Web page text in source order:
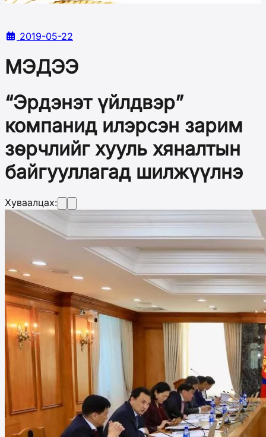
2019-05-22
МЭДЭЭ
“Эрдэнэт үйлдвэр”
компанид илэрсэн зарим
зөрчлийг хууль хяналтын
байгууллагад шилжүүлнэ
Хуваалцах: